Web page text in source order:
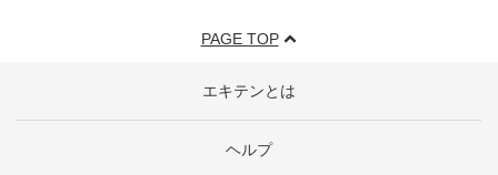
PAGE TOP
エキテンとは
ヘルプ